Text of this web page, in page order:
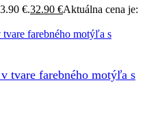
€.32.90 €Aktuálna cena je:
tvare farebného motýľa s